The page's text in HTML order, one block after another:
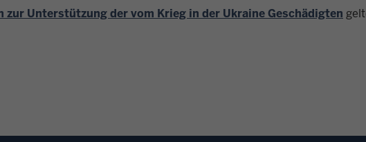
zur Unterstützung der vom Krieg in der Ukraine Geschädigten